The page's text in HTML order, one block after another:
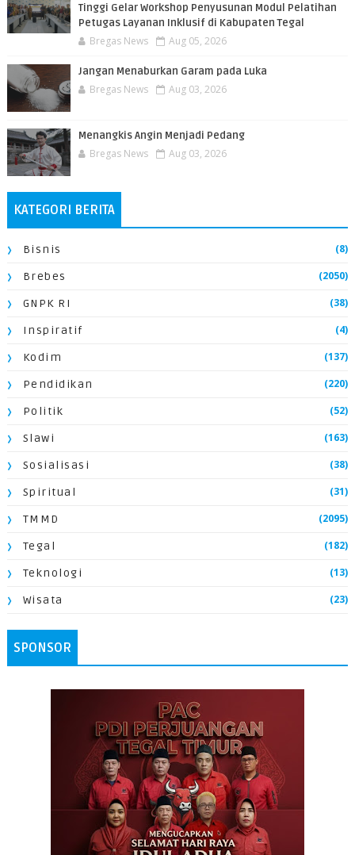
Tinggi Gelar Workshop Penyusunan Modul Pelatihan
Petugas Layanan Inklusif di Kabupaten Tegal
Bregas News Aug 05, 2026
Jangan Menaburkan Garam pada Luka
Bregas News Aug 03, 2026
Menangkis Angin Menjadi Pedang
Bregas News Aug 03, 2026
KATEGORI BERITA
Bisnis (8)
Brebes (2050)
GNPK RI (38)
Inspiratif (4)
Kodim (137)
Pendidikan (220)
Politik (52)
Slawi (163)
Sosialisasi (38)
Spiritual (31)
TMMD (2095)
Tegal (182)
Teknologi (13)
Wisata (23)
SPONSOR